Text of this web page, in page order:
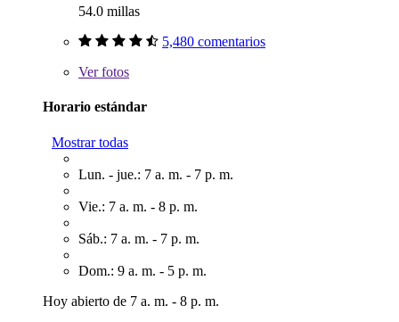
54.0 millas
5,480 comentarios
Verfotos
Horario estándar
Mostrar todas
Lun. - jue.: 7 a. m. - 7 p. m.
Vie.: 7 a. m. - 8 p. m.
Sáb.: 7 a. m. - 7 p. m.
Dom.: 9 a. m. - 5 p. m.
Hoy abierto de 7 a. m. - 8 p. m.